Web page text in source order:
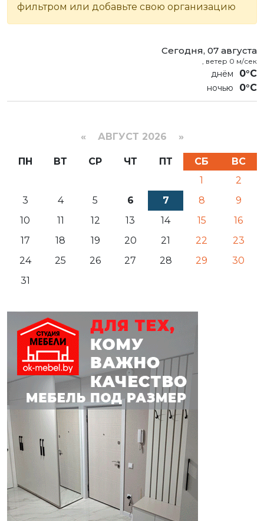
фильтром или добавьте свою организацию
Сегодня, 07 августа
, ветер 0 м/сек
0°C
0°C
« АВГУСТ 2026 »
ПН ВТ СР ЧТ ПТ СБ
ВС
1
2
3
4 5 6 7 8
9
10
11 12 13 14 15
16
17
18 19 20 21 22
23
24
25 26 27 28 29
30
31